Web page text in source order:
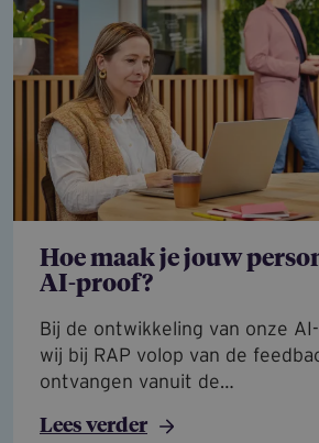
Hoe maak je jouw
AI-proof?
Bij de ontwikkeling van onze
wij bij RAP volop van de
ontvangen vanuit de…
Lees verder